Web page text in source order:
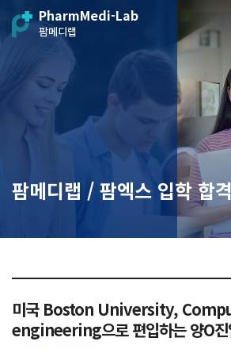
PharmMedi-Lab
팜메디랩
팜메디랩 / 팜엑스 입학 합
미국 Boston University,
engineering으로 편입하는 양O진